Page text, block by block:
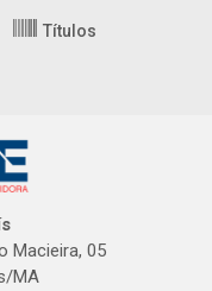
Títulos
Macieira, 05
MA